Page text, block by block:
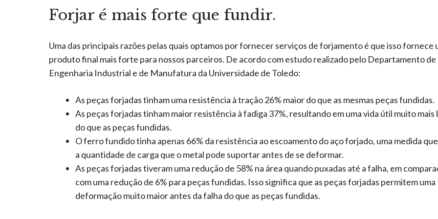
Forjar é mais forte que fundir.
Uma das principais razões pelas quais optamos por fornecer serviços de forjamento é que isso fornece
produto final mais forte para nossos parceiros. De acordo com estudo realizado pelo Departamento de
Engenharia Industrial e de Manufatura da Universidade de Toledo:
As peças forjadas tinham uma resistência à tração 26% maior do que as mesmas peças fundidas.
As peças forjadas tinham maior resistência à fadiga 37%, resultando em uma vida útil muito mais
do que as peças fundidas.
O ferro fundido tinha apenas 66% da resistência ao escoamento do aço forjado, uma medida
a quantidade de carga que o metal pode suportar antes de se deformar.
As peças forjadas tiveram uma redução de 58% na área quando puxadas até a falha, em
com uma redução de 6% para peças fundidas. Isso significa que as peças forjadas permitem uma
deformação muito maior antes da falha do que as peças fundidas.